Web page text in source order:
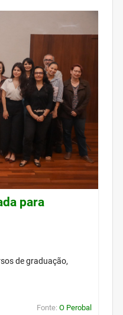
para
de graduação,
Fonte: O Perobal